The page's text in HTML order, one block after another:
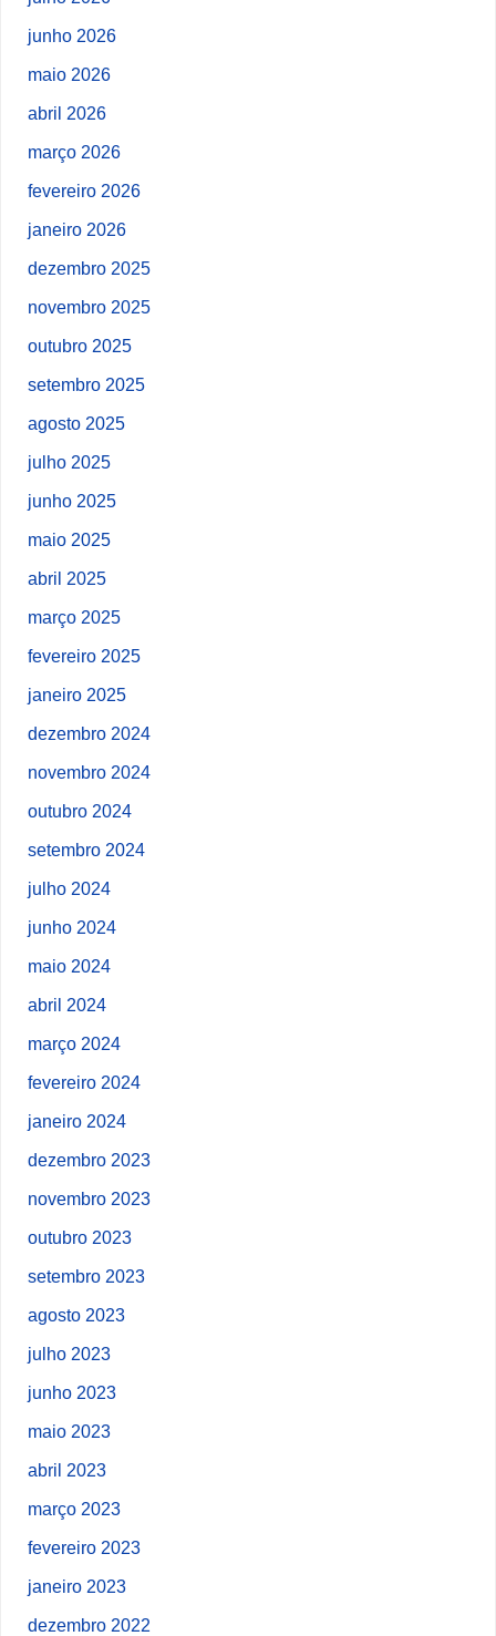
junho 2026
maio 2026
abril 2026
março 2026
fevereiro 2026
janeiro 2026
dezembro 2025
novembro 2025
outubro 2025
setembro 2025
agosto 2025
julho 2025
junho 2025
maio 2025
abril 2025
março 2025
fevereiro 2025
janeiro 2025
dezembro 2024
novembro 2024
outubro 2024
setembro 2024
julho 2024
junho 2024
maio 2024
abril 2024
março 2024
fevereiro 2024
janeiro 2024
dezembro 2023
novembro 2023
outubro 2023
setembro 2023
agosto 2023
julho 2023
junho 2023
maio 2023
abril 2023
março 2023
fevereiro 2023
janeiro 2023
dezembro 2022